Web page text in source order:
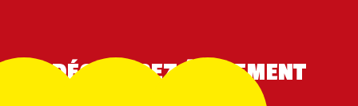
DÉCOUVREZ ÉGALEMENT